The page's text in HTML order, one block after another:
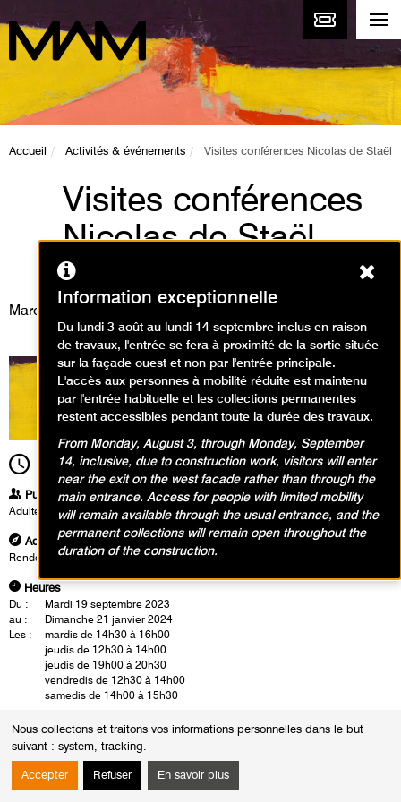
Nous collectons et traitons vos informations personnelles dans le but
suivant : system, tracking.
Accepter Refuser En savoir plus
Accueil Activités & événements Visites conférences Nicolas de Staël
Visites conférences
Nicolas de Staël
Visites
Mardi 9 janvier 2024
14h30 Durée1h30
Publics
Adultes
Adresse
Rendez-vous à l'accueil du musée
Heures
Du :
Mardi 19 septembre 2023
au :
Dimanche 21 janvier 2024
Les :
mardis de 14h30 à 16h00
jeudis de 12h30 à 14h00
jeudis de 19h00 à 20h30
vendredis de 12h30 à 14h00
samedis de 14h00 à 15h30
Les visites-conférences se déroulent en présence d'un conférencier du
musée. Celui-ci propose une visite de l'exposition, cette rencontre est
également l'occasion d'un échange autour des oeuvres
Toutes les visites conférences sont complètes jusqu'à fin décembre
Information exceptionnelle
Du lundi 3 août au lundi 14 septembre inclus en raison
de travaux, l'entrée se fera à proximité de la sortie située
sur la façade ouest et non par l'entrée principale.
L'accès aux personnes à mobilité réduite est maintenu
par l'entrée habituelle et les collections permanentes
restent accessibles pendant toute la durée des travaux.
From Monday, August 3, through Monday, September
14, inclusive, due to construction work, visitors will enter
near the exit on the west facade rather than through the
main entrance. Access for people with limited mobility
will remain available through the usual entrance, and the
permanent collections will remain open throughout the
duration of the construction.